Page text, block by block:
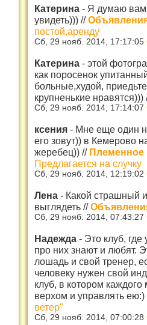
Катерина - Я думаю вам
увидеть))) //
постой,аренду
Сб, 29 нояб. 2014, 17:17:05
Катерина - этой
как поросенок
больные,худой,
крупненькие нравятся)))
Сб, 29 нояб. 2014, 17:14:07
ксения - Мне еще один
его зовут)) в Кемерово
жеребец)) // Племенное
Предлагается на случку
Сб, 29 нояб. 2014, 12:19:02
Лена - Какой страшный
выглядеть //
Сб, 29 нояб. 2014, 07:43:27
Надежда - Это клуб,
про них знают и любят.
лошадь и свой тренер,
человеку нужен свой
клуб, в котором каждого
верхом и управлять ею:)
ветер"
Сб, 29 нояб. 2014, 07:00:28